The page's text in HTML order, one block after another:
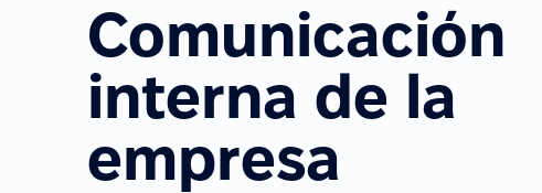
Comunicación
interna de la
empresa